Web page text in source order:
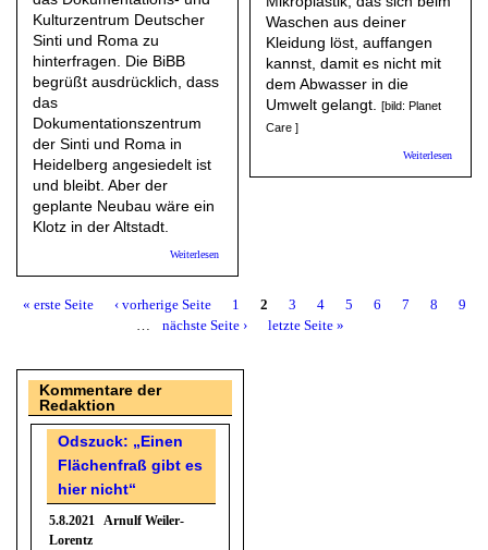
Kulturzentrum Deutscher
Sinti und Roma zu
hinterfragen. Die BiBB
begrüßt ausdrücklich, dass
das
Dokumentationszentrum
der Sinti und Roma in
Heidelberg angesiedelt ist
und bleibt. Aber der
geplante Neubau wäre ein
Klotz in der Altstadt.
Weiterlesen
Waschen aus deiner
Kleidung löst, auffangen
kannst, damit es nicht mit
dem Abwasser in die
Umwelt gelangt.
[bild: Planet
Care ]
Weiterlesen
Seiten
« erste Seite ‹ vorherige Seite 1 2 3 4 5 6 7 8
9
…
nächste Seite › letzte Seite »
Kommentare der
Redaktion
Odszuck: „Einen
Flächenfraß gibt es
hier nicht“
5.8.2021 Arnulf Weiler-
Lorentz